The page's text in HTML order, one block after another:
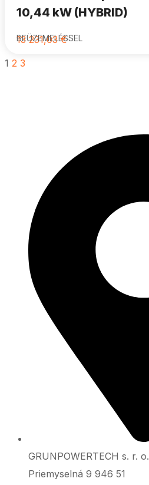
10,44 kW (HYBRID)
13 231,03€
BEÜZEMELÉSSEL
1 2 3
GRUNPOWERTECH s. r. o.
Priemyselná 9 946 51